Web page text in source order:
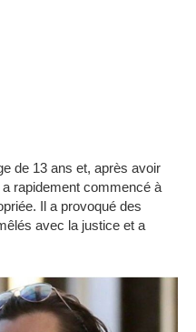
de 13 ans et, après avoir
a rapidement commencé à
Il a provoqué des
avec la justice et a